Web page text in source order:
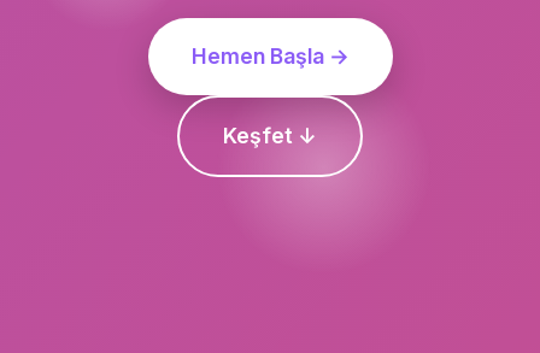
Hemen Başla →
Keşfet ↓